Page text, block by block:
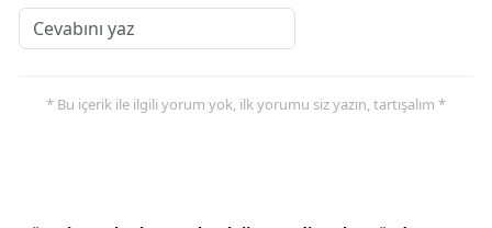
* Bu içerik ile ilgili yorum yok, ilk yorumu siz yazın, tartışalım *